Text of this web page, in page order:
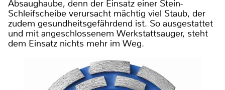
Absaughaube, denn der Einsatz einer Stein-
Schleifscheibe verursacht mächtig viel Staub, der
zudem gesundheitsgefährdend ist. So ausgestattet
und mit angeschlossenem Werkstattsauger, steht
dem Einsatz nichts mehr im Weg.